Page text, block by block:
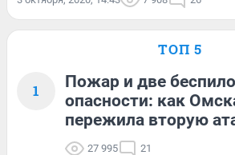
ТОП 5
1
Пожар и две
опасности: как
пережила вторую
27 995 21